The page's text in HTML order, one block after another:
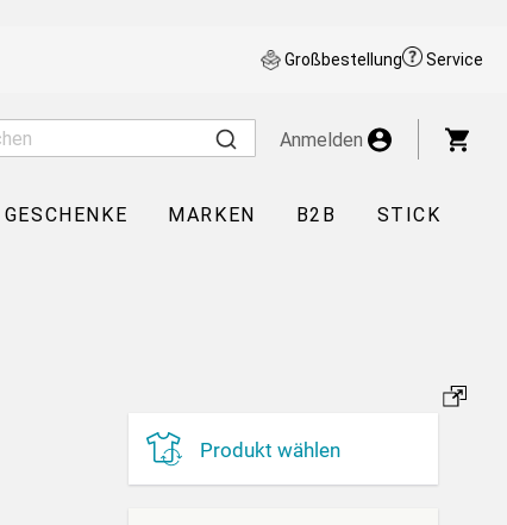
Großbestellung Service
Anmelden
GESCHENKE MARKEN B2B
STICK
Produkt wählen